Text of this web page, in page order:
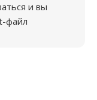
и вы
файл